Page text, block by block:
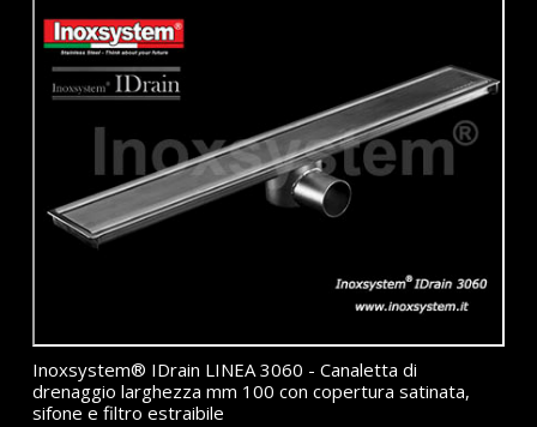
Inoxsystem® IDrain LINEA 3060 - Canaletta di
drenaggio larghezza mm 100 con copertura satinata,
sifone e filtro estraibile